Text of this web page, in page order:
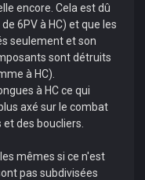
encore. Cela est dû
6PV à HC) et que les
seulement et son
sont détruits
à HC).
à HC ce qui
axé sur le combat
des boucliers.
mêmes si ce n'est
pas subdivisées